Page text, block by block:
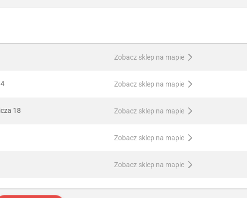
Zobacz sklep na mapie
Zobacz sklep na mapie
18 Zobacz sklep na mapie
Zobacz sklep na mapie
Zobacz sklep na mapie